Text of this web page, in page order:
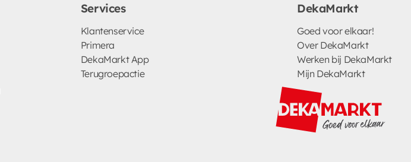
Services
Klantenservice
Primera
DekaMarkt App
Terugroepactie
DekaMarkt
Goed voor elkaar!
Over DekaMarkt
Werken bij DekaMarkt
Mijn DekaMarkt